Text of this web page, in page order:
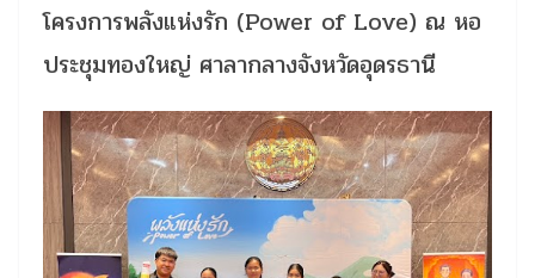
โครงการพลังแห่งรัก (Power of Love) ณ หอ
ประชุมทองใหญ่ ศาลากลางจังหวัดอุดรธานี